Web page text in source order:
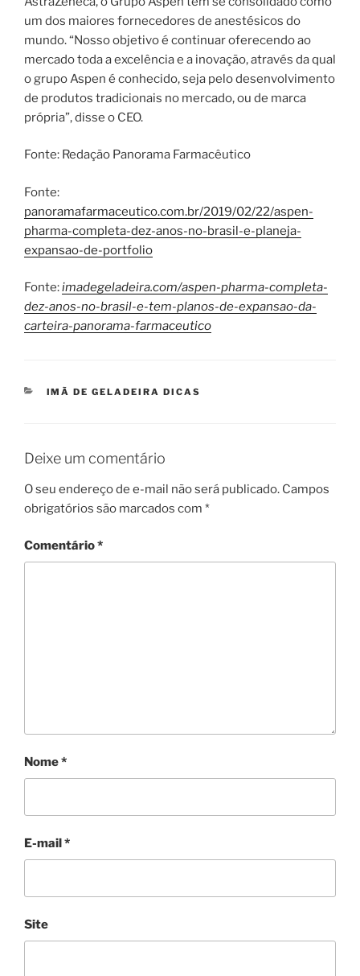
um dos maiores fornecedores de anestésicos do
mundo. “Nosso objetivo é continuar oferecendo ao
mercado toda a excelência e a inovação, através da qual
o grupo Aspen é conhecido, seja pelo desenvolvimento
de produtos tradicionais no mercado, ou de marca
própria”, disse o CEO.
Fonte: Redação Panorama Farmacêutico
Fonte:
panoramafarmaceutico.com.br/2019/02/22/aspen-
pharma-completa-dez-anos-no-brasil-e-planeja-
expansao-de-portfolio
Fonte:imadegeladeira.com/aspen-pharma-completa-
dez-anos-no-brasil-e-tem-planos-de-expansao-da-
carteira-panorama-farmaceutico
CATEGORIAS
IMÃ DE GELADEIRA DICAS
Deixe um comentário
O seu endereço de e-mail não será publicado. Campos
obrigatórios são marcados com *
Comentário*
Nome*
E-mail*
Site